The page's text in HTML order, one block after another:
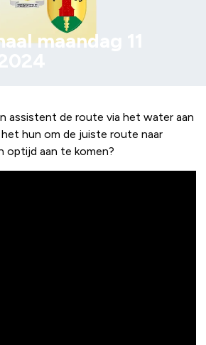
maandag 11
assistent de route via het water aan
hun om de juiste route naar
optijd aan te komen?